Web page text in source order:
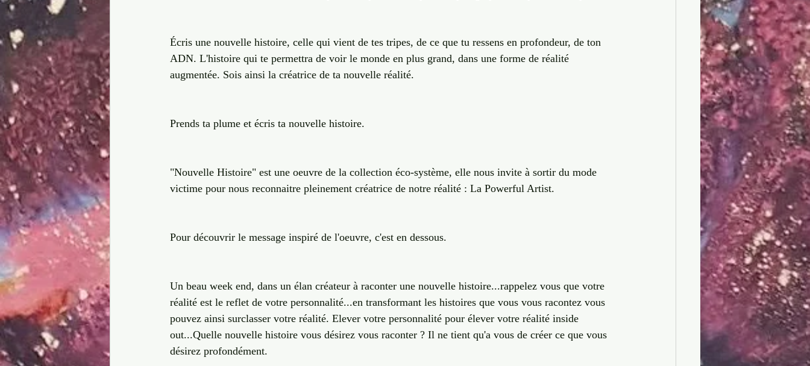
Écris une nouvelle histoire, celle qui vient de tes tripes, de ce que tu ressens en profondeur, de ton
ADN. L'histoire qui te permettra de voir le monde en plus grand, dans une forme de réalité
augmentée. Sois ainsi la créatrice de ta nouvelle réalité.
Prends ta plume et écris ta nouvelle histoire.
"Nouvelle Histoire" est une oeuvre de la collection éco-système, elle nous invite à sortir du mode
victime pour nous reconnaitre pleinement créatrice de notre réalité : La Powerful Artist.
Pour découvrir le message inspiré de l'oeuvre, c'est en dessous.
Un beau week end, dans un élan créateur à raconter une nouvelle histoire...rappelez vous que votre
réalité est le reflet de votre personnalité...en transformant les histoires que vous vous racontez vous
pouvez ainsi surclasser votre réalité. Elever votre personnalité pour élever votre réalité inside
out...Quelle nouvelle histoire vous désirez vous raconter ? Il ne tient qu'a vous de créer ce que vous
désirez profondément.